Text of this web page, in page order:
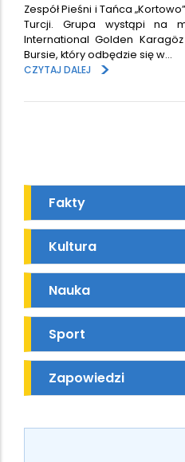
Zespół Pieśni i Tańca
Turcji. Grupa wystąpi na
International Golden
Bursie, który odbędzie się w…
CZYTAJ DALEJ
>
Fakty
Kultura
Nauka
Sport
Zapowiedzi